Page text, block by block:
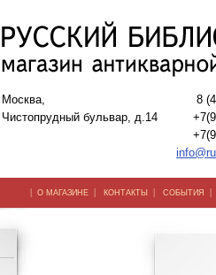
Москва,
Чистопрудный бульвар, д.14
8
| О МАГАЗИНЕ | КОНТАКТЫ | СОБЫТИЯ